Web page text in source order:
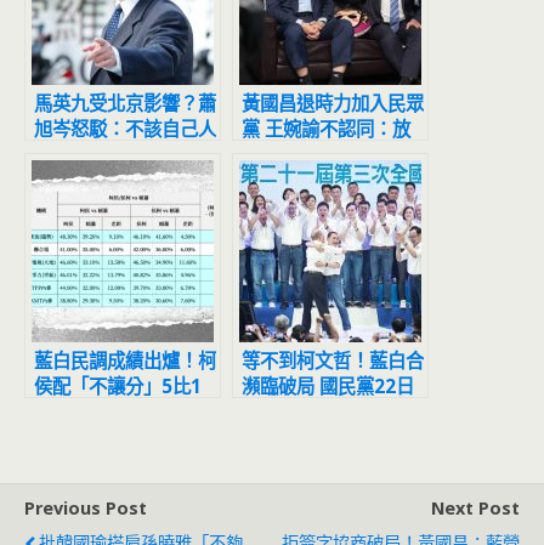
馬英九受北京影響？蕭
旭岑怒駁：不該自己人
打自己人「侯友宜要加
強教育」
黃國昌退時力加入民眾
黨 王婉諭不認同：放
下自尊與魔鬼交易
藍白民調成績出爐！柯
侯配「不讓分」5比1
等不到柯文哲！藍白合
瀕臨破局 國民黨22日
Previous Post
Next Post